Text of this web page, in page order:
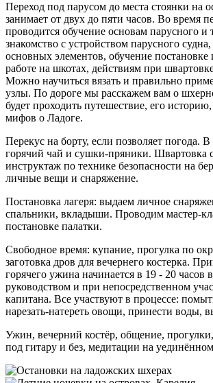
Переход под парусом до места стоянки на
занимает от двух до пяти часов. Во время
проводится обучение основам парусного и
знакомство с устройством парусного
основных элементов, обучение постановке
работе на шкотах, действиям при
Можно научиться вязать и правильно
узлы. По дороге мы расскажем вам о
будет проходить путешествие, его
мифов о Ладоге.
Перекус на борту, если позволяет погода. В
горячий чай и сушки-пряники. Швартовка
инструктаж по технике безопасности на
личные вещи и снаряжение.
Постановка лагеря: выдаем личное
спальники, вкладыши. Проводим мастер-
постановке палатки.
Свободное время: купание, прогулка по
заготовка дров для вечернего костерка.
горячего ужина начинается в 19 - 20 часов
руководством и при непосредственном
капитана. Все участвуют в процессе:
нарезать-натереть овощи, принести воды,
Ужин, вечерний костёр, общение,
под гитару и без, медитации на